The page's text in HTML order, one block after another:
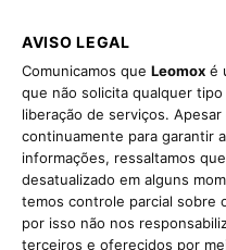
AVISO LEGAL
Comunicamos que Leomox é
que não solicita qualquer
liberação de serviços.
continuamente para garantir
informações, ressaltamos
desatualizado em alguns
temos controle parcial sobre
por isso não nos
terceiros e oferecidos por